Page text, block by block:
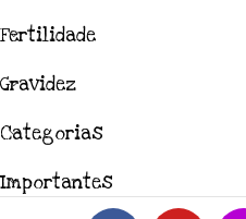
Fertilidade
Gravidez
Categorias
Importantes